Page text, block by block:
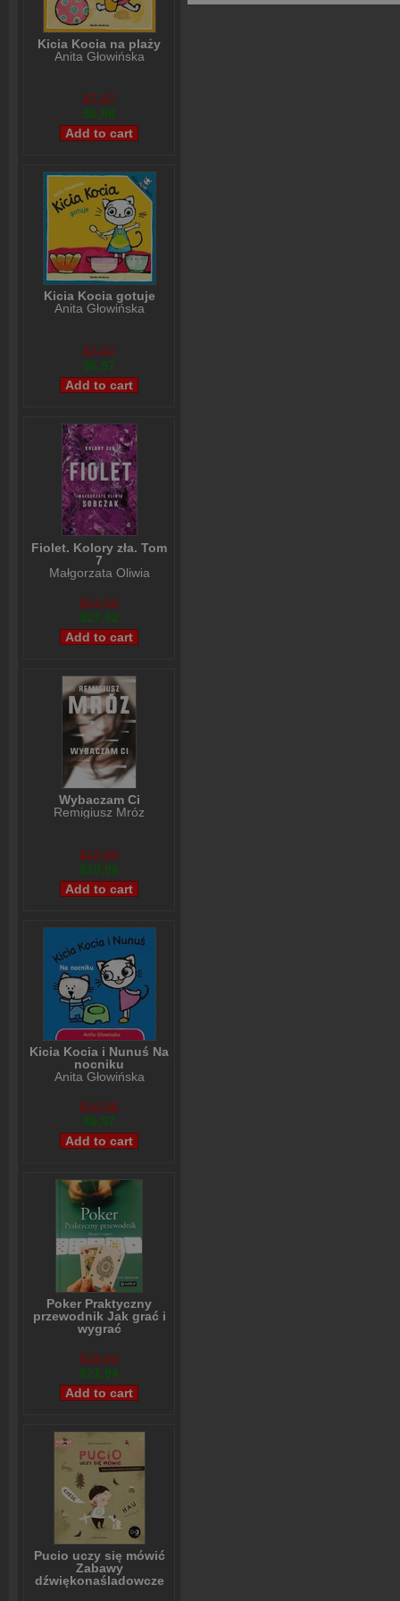
Kicia Kocia na plaży
Anita Głowińska
$7,97
$5,98
Kicia Kocia gotuje
Anita Głowińska
$7,97
$6,97
Fiolet. Kolory zła. Tom
7
Małgorzata Oliwia
$31,55
$27,92
Wybaczam Ci
Remigiusz Mróz
$12,96
$10,96
Kicia Kocia i Nunuś Na
nocniku
Anita Głowińska
$10,96
$9,97
Poker Praktyczny
przewodnik Jak grać i
wygrać
$23,93
$21,94
Pucio uczy się mówić
Zabawy
dźwiękonaśladowcze